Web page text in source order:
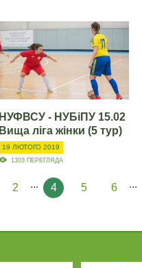
НУФВСУ - НУБіПУ 15.02
Вища ліга жінки (5 тур)
19 ЛЮТОГО 2019
1303 ПЕРЕГЛЯДА
2 ... 4 5 6 ...